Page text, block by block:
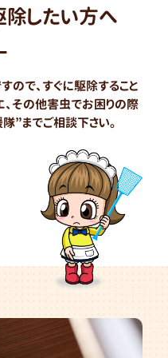
除したい方へ
ので、すぐに駆除すること
、その他害虫でお困りの際
”までご相談下さい。